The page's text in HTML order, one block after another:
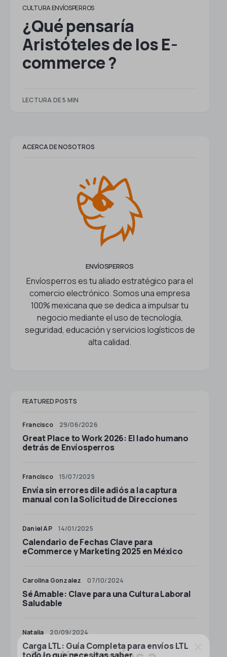
CULTURA ENVÍOSPERROS
¿Qué pensaría
Aristóteles de los E-
commerce ?
LECTURA DE 5 MIN
ACERCA DE NOSOTROS
ENVÍOSPERROS
Envíosperros es tu aliado estratégico para el
comercio electrónico. Somos una empresa
100% mexicana que se dedica a impulsar tu
negocio mediante el uso de tecnología,
seguridad, educación y servicios logísticos de
alta calidad.
FEATURED POSTS
Francisco 29/06/2026
Great Place to Work 2026: El lado humano
detrás de Envíosperros
Francisco 15/07/2025
Envía sin errores dile adiós a la captura
manual con la Solicitud de Direcciones
Daniel AP 14/01/2025
Calendario de Fechas Clave para
eCommerce y Marketing 2025 en México
Carolina Gonzalez 07/10/2024
Sé Amable: Clave para una Cultura Laboral
Saludable
Natalia 20/09/2024
Carga LTL: Guía Completa para envíos LTL